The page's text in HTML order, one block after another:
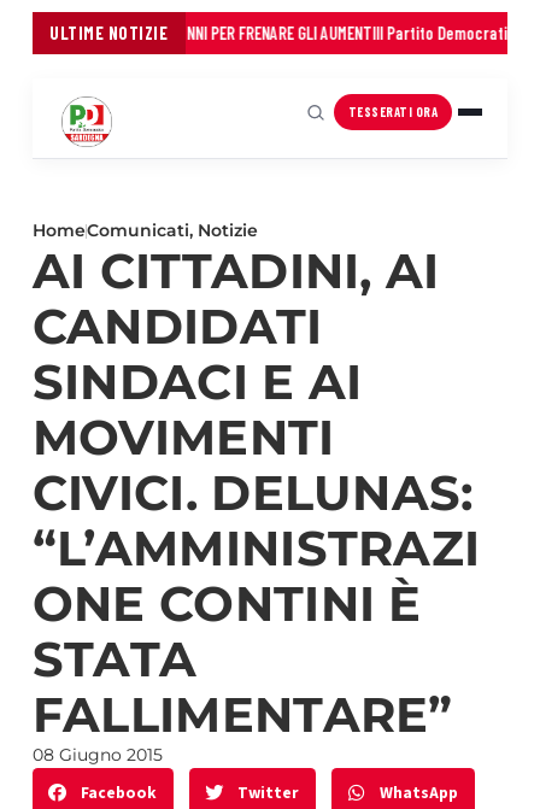
ULTIME NOTIZIE
45 MILIONI IN TRE ANNI PER FRENARE GLI AUMENTIIl Partito Democratico della
TESSERATI ORA
HomeComunicati, Notizie
AI CITTADINI, AI
CANDIDATI
SINDACI E AI
MOVIMENTI
CIVICI. DELUNAS:
“L’AMMINISTRAZI
ONE CONTINI È
STATA
FALLIMENTARE”
08 Giugno 2015
Facebook Twitter WhatsApp